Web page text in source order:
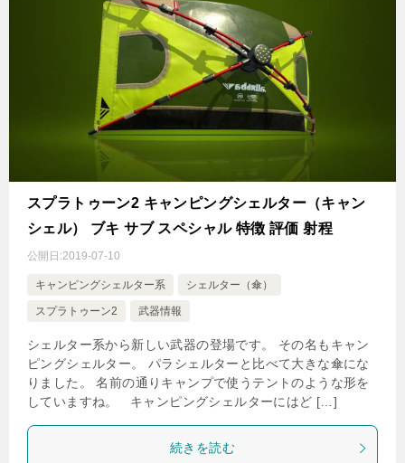
スプラトゥーン2 キャンピングシェルター（キャン
シェル） ブキ サブ スペシャル 特徴 評価 射程
公開日:2019-07-10
キャンピングシェルター系 シェルター（傘）
スプラトゥーン2 武器情報
シェルター系から新しい武器の登場です。 その名もキャン
ピングシェルター。 パラシェルターと比べて大きな傘にな
りました。 名前の通りキャンプで使うテントのような形を
していますね。 キャンピングシェルターにはど […]
続きを読む